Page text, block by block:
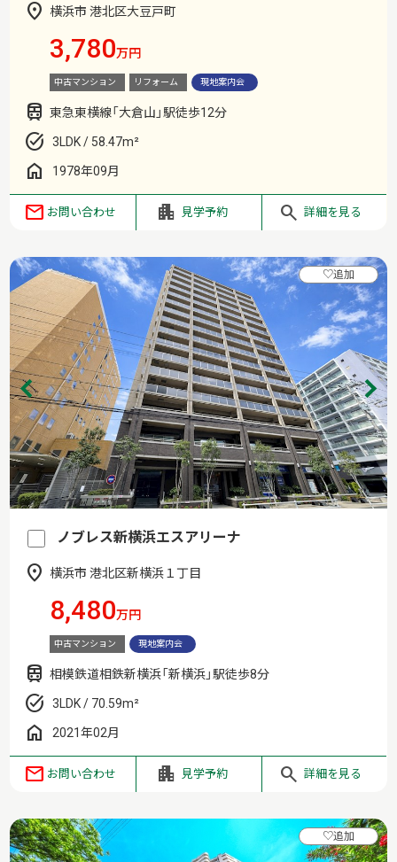
横浜市 港北区大豆戸町
3,780万円
中古マンション リフォーム 現地案内会
東急東横線「大倉山」駅徒歩12分
3LDK / 58.47m²
1978年09月
お問い合わせ 見学予約 詳細を見る
ノブレス新横浜エスアリーナ
横浜市 港北区新横浜１丁目
8,480万円
中古マンション 現地案内会
相模鉄道相鉄新横浜「新横浜」駅徒歩8分
3LDK / 70.59m²
2021年02月
♡追加
お問い合わせ 見学予約 詳細を見る
♡追加